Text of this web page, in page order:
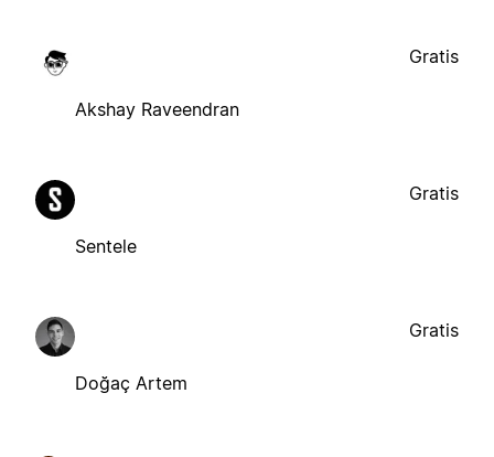
Akshay Raveendran
Gratis
Sentele
Gratis
Doğaç Artem
Gratis